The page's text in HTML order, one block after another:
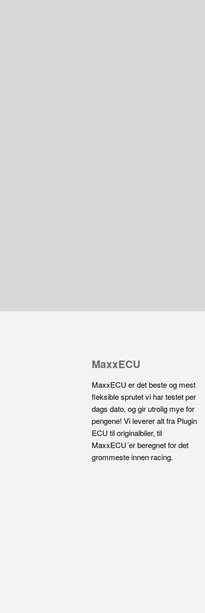
MaxxECU
MaxxECU er det beste og mest
fleksible sprutet vi har testet per
dags dato, og gir utrolig mye for
pengene! Vi leverer alt fra Plugin
ECU til originalbiler, til
MaxxECU´er beregnet for det
grommeste innen racing.